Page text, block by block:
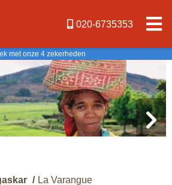
020-6735353
met onze 4 zekerheden
/ La Varangue